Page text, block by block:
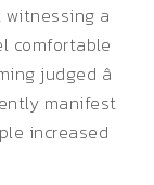
a
comfortable
judged â
manifest
increased